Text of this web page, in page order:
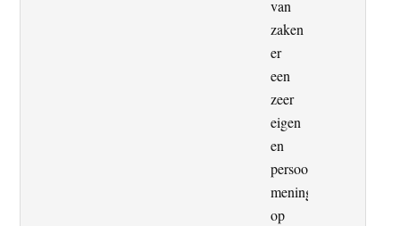
van
zaken
er
een
zeer
eigen
en
persoonlijke
mening
op